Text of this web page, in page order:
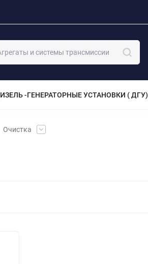
-ГЕНЕРАТОРНЫЕ УСТАНОВКИ ( ДГУ)
Очистка